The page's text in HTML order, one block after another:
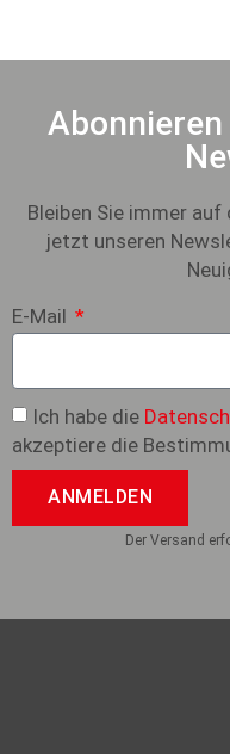
Bleiben Sie immer auf
jetzt unseren
E-Mail
Ich habe die
akzeptiere die
ANMELDEN
Der Versand